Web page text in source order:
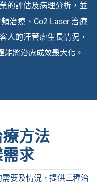
的評估及病理分析，並
治療、Co2 Laser 治療
人的汗管瘤生長情況，
能將治療成效最大化。
方法
求
要及情況，提供三種治